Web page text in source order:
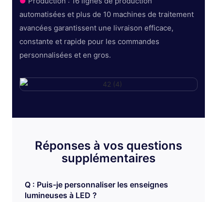
automatisées et plus de 10 machines de traitement
avancées garantissent une livraison efficace,
constante et rapide pour les commandes
personnalisées et en gros.
Réponses à vos questions
supplémentaires
Q : Puis-je personnaliser les enseignes
lumineuses à LED ?